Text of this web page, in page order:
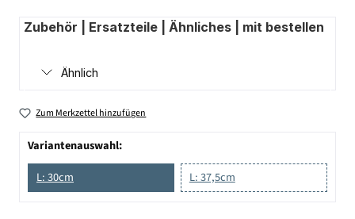
Zubehör | Ersatzteile | Ähnliches | mit bestellen
Ähnlich
Zum Merkzettel hinzufügen
Variantenauswahl:
L: 30cm
L: 37,5cm